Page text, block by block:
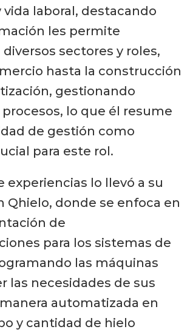
laboral, destacando
les permite
sectores y roles,
hasta la construcción
gestionando
lo que él resume
de gestión como
para este rol.
experiencias lo llevó a su
Qhielo, donde se enfoca en
de
para los sistemas de
las máquinas
las necesidades de sus
automatizada en
y cantidad de hielo